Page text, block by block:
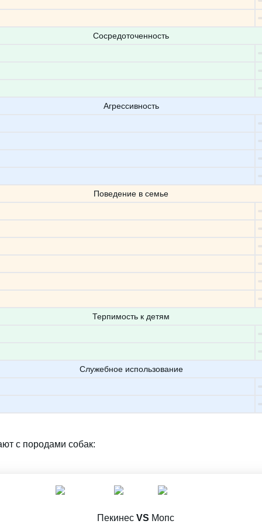
Сосредоточенность
Агрессивность
Поведение в семье
Терпимость к детям
Служебное использование
с породами собак:
Пекинес VS Мопс